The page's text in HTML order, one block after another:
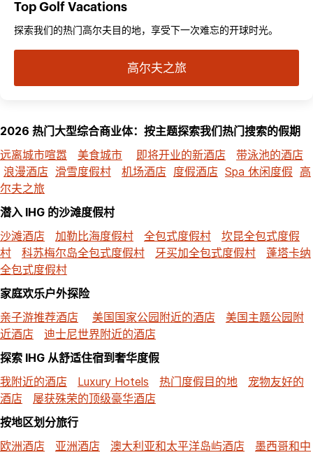
Top Golf Vacations
探索我们的热门高尔夫目的地，享受下一次难忘的开球时光。
高尔夫之旅
2026 热门大型综合商业体：按主题探索我们热门搜索的假期
远离城市喧嚣
美食城市 即将开业的新酒店
带泳池的酒店
浪漫酒店 滑雪度假村 机场酒店 度假酒店 Spa 休闲度假 高
尔夫之旅
潜入 IHG 的沙滩度假村
沙滩酒店
加勒比海度假村 全包式度假村
坎昆全包式度假
村
科苏梅尔岛全包式度假村 牙买加全包式度假村
蓬塔卡纳
全包式度假村
家庭欢乐户外探险
亲子游推荐酒店
美国国家公园附近的酒店
美国主题公园附
近酒店
迪士尼世界附近的酒店
探索 IHG 从舒适住宿到奢华度假
我附近的酒店
Luxury Hotels 热门度假目的地
宠物友好的
酒店
屡获殊荣的顶级豪华酒店
按地区划分旅行
欧洲酒店
亚洲酒店 澳大利亚和太平洋岛屿酒店
墨西哥和中